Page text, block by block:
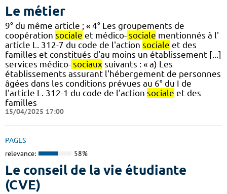
Le métier
9° du même article ; « 4° Les groupements de
coopération sociale et médico- sociale mentionnés à l'
article L. 312-7 du code de l'action sociale et des
familles et constitués d'au moins un établissement [...]
services médico- sociaux suivants : « a) Les
établissements assurant l'hébergement de personnes
âgées dans les conditions prévues au 6° du I de
l'article L. 312-1 du code de l'action sociale et des
familles
15/04/2025 17:00
PAGES
relevance: 58%
Le conseil de la vie étudiante
(CVE)